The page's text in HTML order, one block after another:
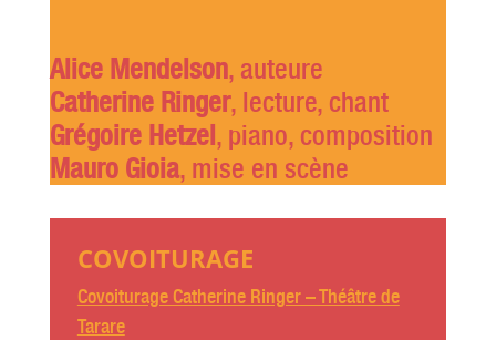
Alice Mendelson, auteure
Catherine Ringer, lecture, chant
Grégoire Hetzel, piano, composition
Mauro Gioia, mise en scène
COVOITURAGE
Covoiturage Catherine Ringer – Théâtre de
Tarare